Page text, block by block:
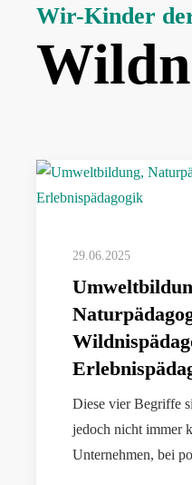
Wir-Kinder
29.06.2025
Diese vier Begriffe
jedoch nicht immer
Unternehmen, bei